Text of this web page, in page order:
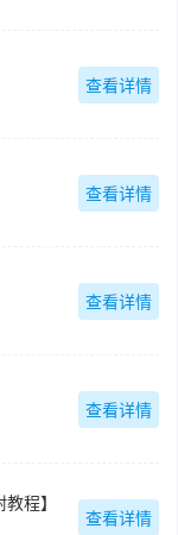
查看详情
查看详情
查看详情
查看详情
程】
查看详情